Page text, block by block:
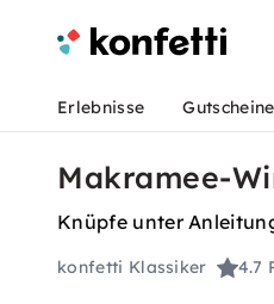
Erlebnisse Gutscheine
Makramee-
Knüpfe unter
konfetti Klassiker 4.7